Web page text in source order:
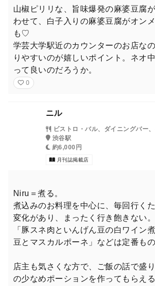
山椒ピリリな、旨味爆発の麻婆豆腐
わせて、白子入りの麻婆豆腐がオン
も♡
学芸大学駅近のカウンターのお店な
りやすいのが嬉しいポイント。ネオ
って良いのだろうか。
0
ニル
ビストロ・バル、ダイニングバー
渋谷駅
約6,000円
月刊誌掲載店
Niru＝煮る。
煮込みのお料理を中心に、毎回行く
変化があり、まったく行き飽きない。
「豚スネ肉といんげん豆の白ワイン
豆とマスカルポーネ」などは定番も
店主も気さくな方で、ご飯の話で盛
の少なめポーションを作ってもらえる